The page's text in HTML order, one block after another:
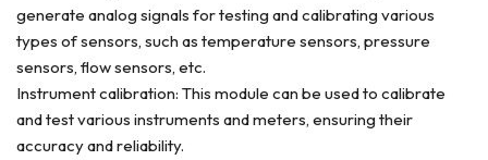
generate analog signals for testing and calibrating various
types of sensors, such as temperature sensors, pressure
sensors, flow sensors, etc.
Instrument calibration: This module can be used to calibrate
and test various instruments and meters, ensuring their
accuracy and reliability.